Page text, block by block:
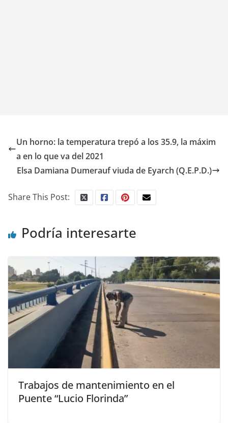
Un horno: la temperatura trepó a los 35.9, la máxim
a en lo que va del 2021
Elsa Damiana Dumerauf viuda de Eyarch (Q.E.P.D.)
Share This Post:
Podría interesarte
Trabajos de mantenimiento en el
Puente “Lucio Florinda”